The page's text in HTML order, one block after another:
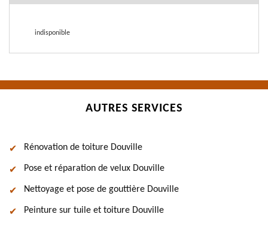
indisponible
AUTRES SERVICES
Rénovation de toiture Douville
Pose et réparation de velux Douville
Nettoyage et pose de gouttière Douville
Peinture sur tuile et toiture Douville